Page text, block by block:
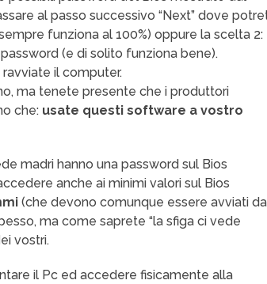
al passo successivo “Next” dove
funziona al 100%) oppure la scelta 2:
(e di solito funziona bene).
ravviate il computer.
ma tenete presente che i produttori
che: usate questi software a vostro
madri hanno una password sul Bios
anche ai minimi valori sul Bios
(che devono comunque essere avviati
ma come saprete “la sfiga ci vede
vostri.
il Pc ed accedere fisicamente alla